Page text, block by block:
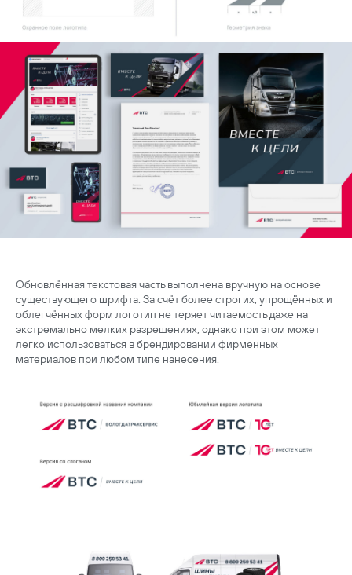
Обновлённая текстовая часть выполнена вручную на основе
существующего шрифта. За счёт более строгих, упрощённых и
облегчённых форм логотип не теряет читаемость даже на
экстремально мелких разрешениях, однако при этом может
легко использоваться в брендировании фирменных
материалов при любом типе нанесения.